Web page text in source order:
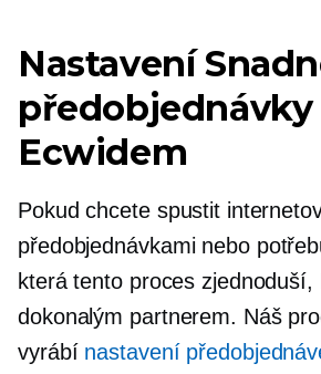
Nastavení
předobjednávky
Ecwidem
Pokud chcete spustit
předobjednávkami nebo
která tento proces
dokonalým partnerem. Náš
vyrábí nastavení